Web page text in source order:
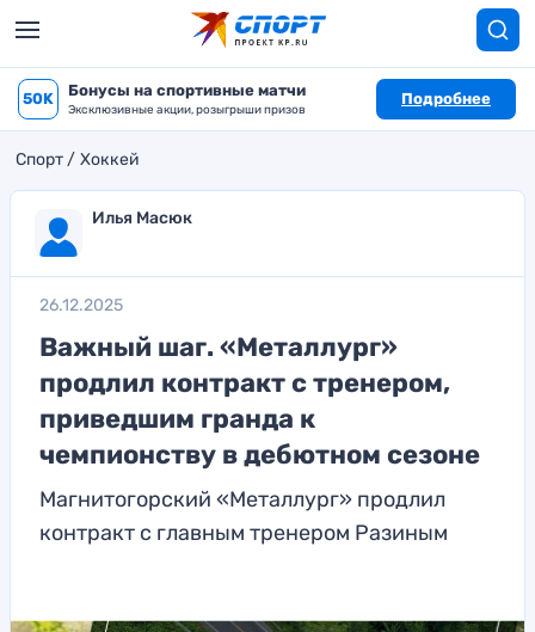
50K Бонусы на спортивные матчи
Эксклюзивные акции, розыгрыши призов
Подробнее
Спорт Хоккей
Илья Масюк
26.12.2025
Важный шаг. «Металлург»
продлил контракт с тренером,
приведшим гранда к
чемпионству в дебютном сезоне
Магнитогорский «Металлург» продлил
контракт с главным тренером Разиным